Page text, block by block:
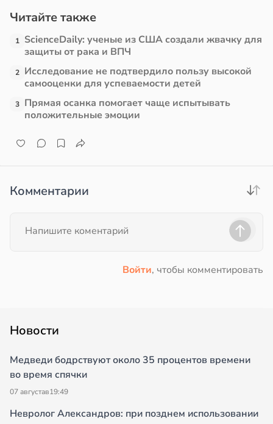
Читайте также
1 ScienceDaily: ученые из США создали жвачку для
защиты от рака и ВПЧ
2 Исследование не подтвердило пользу высокой
самооценки для успеваемости детей
3 Прямая осанка помогает чаще испытывать
положительные эмоции
Комментарии
Войти, чтобы комментировать
Новости
Медведи бодрствуют около 35 процентов времени
во время спячки
07 августав19:49
Невролог Александров: при позднем использовании